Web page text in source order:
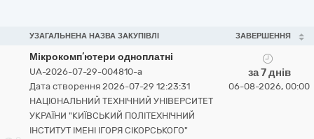
УЗАГАЛЬНЕНА НАЗВА ЗАКУПІВЛІ ЗАВЕРШЕННЯ
Мікрокомп’ютери одноплатні
UA-2026-07-29-004810-a
Дата створення 2026-07-29 12:23:31
НАЦІОНАЛЬНИЙ ТЕХНІЧНИЙ УНІВЕРСИТЕТ
УКРАЇНИ "КИЇВСЬКИЙ ПОЛІТЕХНІЧНИЙ
ІНСТИТУТ ІМЕНІ ІГОРЯ СІКОРСЬКОГО"
за 7 днів
06-08-2026, 00:00